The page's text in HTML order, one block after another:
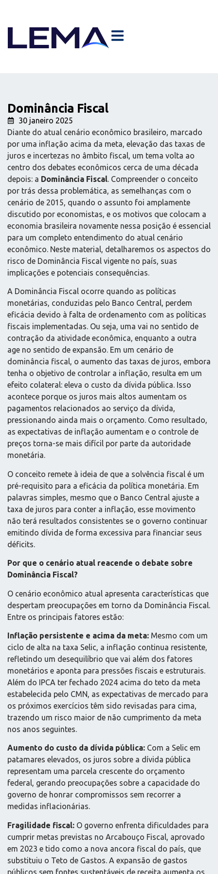
Dominância Fiscal
30 janeiro 2025
Diante do atual cenário econômico brasileiro, marcado
por uma inflação acima da meta, elevação das taxas de
juros e incertezas no âmbito fiscal, um tema volta ao
centro dos debates econômicos cerca de uma década
depois: a Dominância Fiscal. Compreender o conceito
por trás dessa problemática, as semelhanças com o
cenário de 2015, quando o assunto foi amplamente
discutido por economistas, e os motivos que colocam a
economia brasileira novamente nessa posição é essencial
para um completo entendimento do atual cenário
econômico. Neste material, detalharemos os aspectos do
risco de Dominância Fiscal vigente no país, suas
implicações e potenciais consequências.
A Dominância Fiscal ocorre quando as políticas
monetárias, conduzidas pelo Banco Central, perdem
eficácia devido à falta de ordenamento com as políticas
fiscais implementadas. Ou seja, uma vai no sentido de
contração da atividade econômica, enquanto a outra
age no sentido de expansão. Em um cenário de
dominância fiscal, o aumento das taxas de juros, embora
tenha o objetivo de controlar a inflação, resulta em um
efeito colateral: eleva o custo da dívida pública. Isso
acontece porque os juros mais altos aumentam os
pagamentos relacionados ao serviço da dívida,
pressionando ainda mais o orçamento. Como resultado,
as expectativas de inflação aumentam e o controle de
preços torna-se mais difícil por parte da autoridade
monetária.
O conceito remete à ideia de que a solvência fiscal é um
pré-requisito para a eficácia da política monetária. Em
palavras simples, mesmo que o Banco Central ajuste a
taxa de juros para conter a inflação, esse movimento
não terá resultados consistentes se o governo continuar
emitindo dívida de forma excessiva para financiar seus
déficits.
Por que o cenário atual reacende o debate sobre
Dominância Fiscal?
O cenário econômico atual apresenta características que
despertam preocupações em torno da Dominância Fiscal.
Entre os principais fatores estão:
Inflação persistente e acima da meta: Mesmo com um
ciclo de alta na taxa Selic, a inflação continua resistente,
refletindo um desequilíbrio que vai além dos fatores
monetários e aponta para pressões fiscais e estruturais.
Além do IPCA ter fechado 2024 acima do teto da meta
estabelecida pelo CMN, as expectativas de mercado para
os próximos exercícios têm sido revisadas para cima,
trazendo um risco maior de não cumprimento da meta
nos anos seguintes.
Aumento do custo da dívida pública: Com a Selic em
patamares elevados, os juros sobre a dívida pública
representam uma parcela crescente do orçamento
federal, gerando preocupações sobre a capacidade do
governo de honrar compromissos sem recorrer a
medidas inflacionárias.
Fragilidade fiscal: O governo enfrenta dificuldades para
cumprir metas previstas no Arcabouço Fiscal, aprovado
em 2023 e tido como a nova ancora fiscal do país, que
substituiu o Teto de Gastos. A expansão de gastos
públicos sem fontes sustentáveis de receita aumenta os